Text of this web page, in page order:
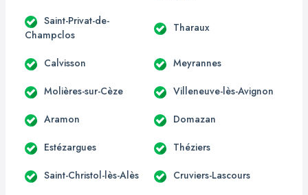
Saint-Privat-de-
Champclos
Tharaux
Calvisson Meyrannes
Molières-sur-Cèze Villeneuve-lès-Avignon
Aramon Domazan
Estézargues Théziers
Saint-Christol-lès-Alès Cruviers-Lascours